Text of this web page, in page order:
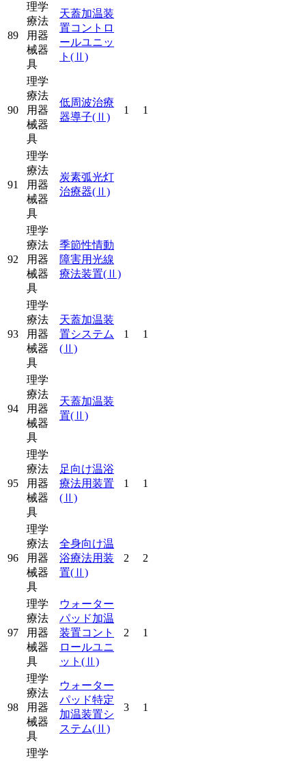
89
理学
療法
用器
械器
具
天蓋加温装
置コントロ
ールユニッ
ト (Ⅱ)
90
理学
療法
用器
械器
具
低周波治療
器導子(Ⅱ)
1 1
91
理学
療法
用器
械器
具
炭素弧光灯
治療器(Ⅱ)
92
理学
療法
用器
械器
具
季節性情動
障害用光線
療法装置(Ⅱ)
93
理学
療法
用器
械器
具
天蓋加温装
置システム
(Ⅱ)
1 1
94
理学
療法
用器
械器
具
天蓋加温装
置(Ⅱ)
95
理学
療法
用器
械器
具
足向け温浴
療法用装置
(Ⅱ)
1 1
96
理学
療法
用器
械器
具
全身向け温
浴療法用装
置(Ⅱ)
2 2
97
理学
療法
用器
械器
具
ウォーター
パッド加温
装置コント
ロールユニ
ット (Ⅱ)
2 1
98
理学
療法
用器
械器
具
ウォーター
パッド特定
加温装置シ
ステム(Ⅱ)
3 1
理学